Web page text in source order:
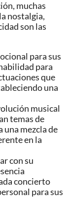
muchas
nostalgia,
son las
para sus
para
que
una
musical
temas de
una mezcla de
en la
con su
concierto
para sus